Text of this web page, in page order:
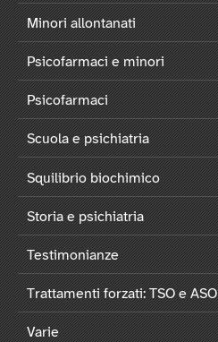
Minori allontanati
Psicofarmaci e minori
Psicofarmaci
Scuola e psichiatria
Squilibrio biochimico
Storia e psichiatria
Testimonianze
Trattamenti forzati: TSO e ASO
Varie